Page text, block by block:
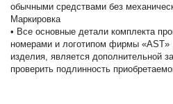
обычными средствами без
Маркировка
• Все основные детали комплекта
номерами и логотипом фирмы «AST»
изделия, является дополнительной
проверить подлинность